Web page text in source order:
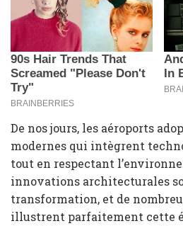
De nos jours, les aéroports
modernes qui intègrent
tout en respectant
innovations architecturales
transformation, et de
illustrent parfaitement cette